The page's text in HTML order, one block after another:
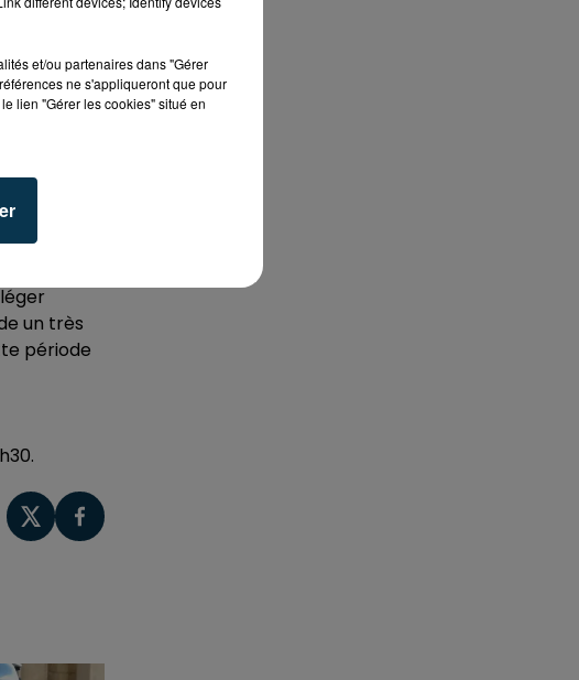
accordée
prévu
Le
un très
période
et/ou partenaires dans "Gérer
ne s'appliqueront que pour
lien "Gérer les cookies" situé en